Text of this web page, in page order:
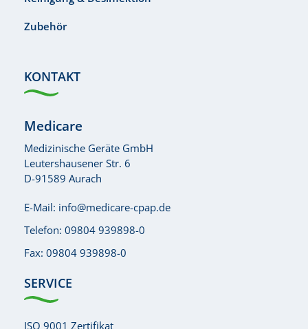
Zubehör
KONTAKT
Medicare
Medizinische Geräte GmbH
Leutershausener Str. 6
D-91589 Aurach
E-Mail: info@medicare-cpap.de
Telefon: 09804 939898-0
Fax: 09804 939898-0
SERVICE
ISO 9001 Zertifikat